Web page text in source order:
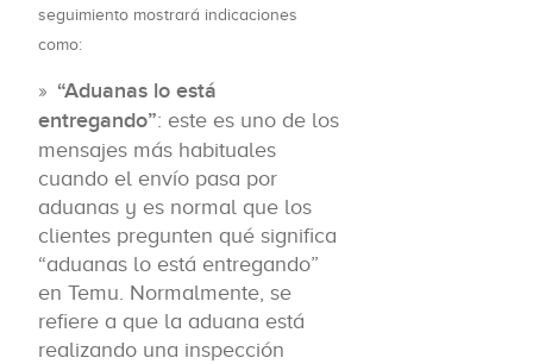
seguimiento mostrará indicaciones
como:
“Aduanas lo está
entregando”: este es uno de los
mensajes más habituales
cuando el envío pasa por
aduanas y es normal que los
clientes pregunten qué significa
“aduanas lo está entregando”
en Temu. Normalmente, se
refiere a que la aduana está
realizando una inspección